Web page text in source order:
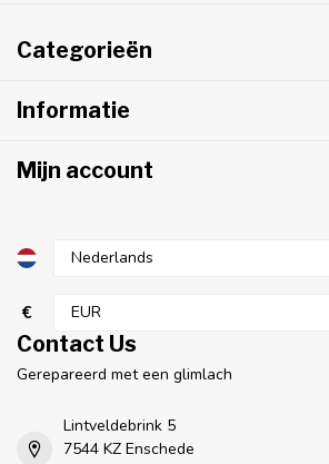
Categorieën
Informatie
Mijn account
€
Contact Us
Gerepareerd met een glimlach
Lintveldebrink 5
7544 KZ Enschede